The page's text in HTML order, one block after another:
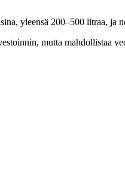
yleensä 200–500 litraa, ja
mutta mahdollistaa